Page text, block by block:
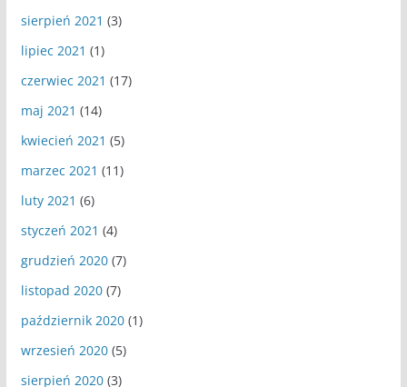
sierpień 2021 (3)
lipiec 2021 (1)
czerwiec 2021 (17)
maj 2021 (14)
kwiecień 2021 (5)
marzec 2021 (11)
luty 2021 (6)
styczeń 2021 (4)
grudzień 2020(7)
listopad 2020(7)
październik 2020(1)
wrzesień 2020(5)
sierpień 2020(3)